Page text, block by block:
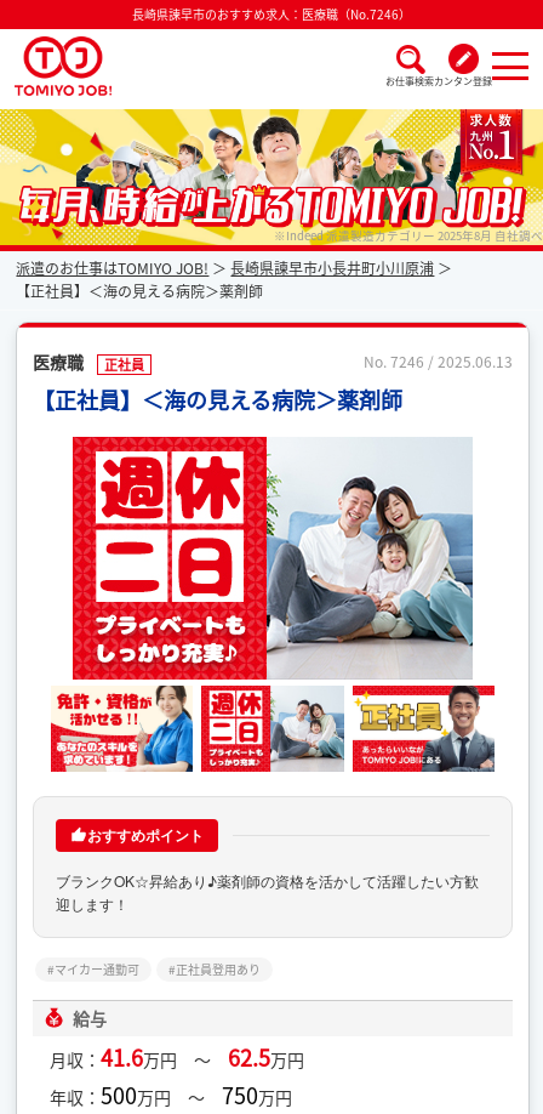
長崎県諫早市のおすすめ求人：医療職（No.7246）
お仕事検索カンタン登録
派遣なら毎月時給が上がるトミヨジョブ ※Indeed 派遣製造カテゴリー 2025年8月 自社調べ
派遣のお仕事はTOMIYO JOB!
長崎県諫早市小長井町小川原浦
【正社員】＜海の見える病院＞薬剤師
医療職 正社員 No. 7246 / 2025.06.13
【正社員】＜海の見える病院＞薬剤師
おすすめポイント
ブランクOK☆昇給あり♪薬剤師の資格を活かして活躍したい方歓
迎します！
マイカー通勤可 正社員登用あり
給与
月収：41.6万円 ～ 62.5万円
年収：500万円 ～ 750万円